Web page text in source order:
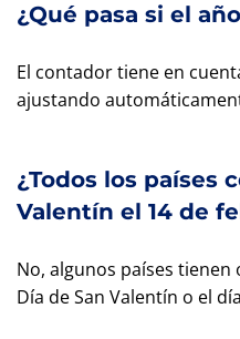
¿Qué pasa si el
El contador tiene en
ajustando
¿Todos los países
Valentín el 14 de
No, algunos países
Día de San Valentín o el